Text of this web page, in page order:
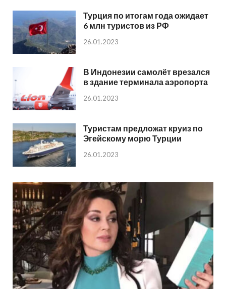
Турция по итогам года ожидает
6 млн туристов из РФ
26.01.2023
В Индонезии самолёт врезался
в здание терминала аэропорта
26.01.2023
Туристам предложат круиз по
Эгейскому морю Турции
26.01.2023